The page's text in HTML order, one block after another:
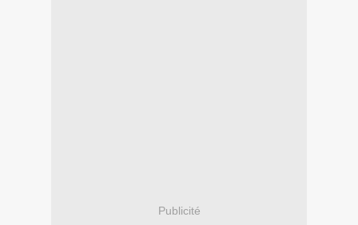
Publicité